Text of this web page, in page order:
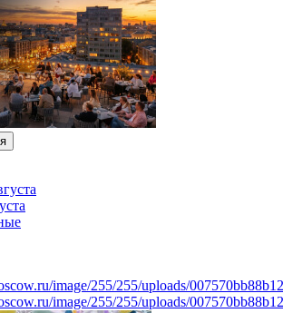
image/255/255/uploads/
image/255/255/uploads/